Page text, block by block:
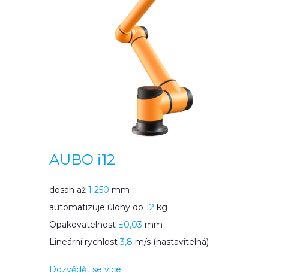
AUBO i12
dosah až1 250 mm
automatizuje úlohy do12 kg
Opakovatelnost ±0,03 mm
Lineární rychlost3,8 m/s (nastavitelná)
Dozvědět se více